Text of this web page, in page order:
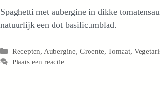
Spaghetti met aubergine in dikke
natuurlijk een dot basilicumblad.
Categorieën
Recepten, Aubergine,Groente,Tomaat,
Plaats een reactie